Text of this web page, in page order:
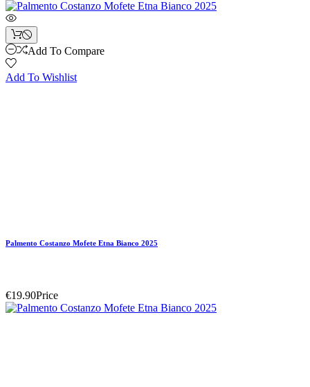
Add To Compare
Add To Wishlist
Palmento Costanzo Mofete Etna Bianco 2025
€19.90Price